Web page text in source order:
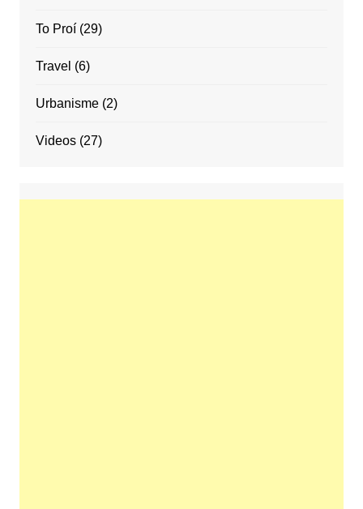
To Proí(29)
Travel (6)
Urbanisme(2)
Videos(27)